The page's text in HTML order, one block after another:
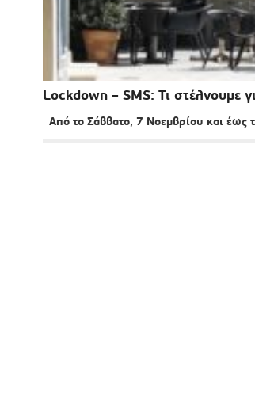
Lockdown – SMS: Τι στέλνουμε
Από το Σάββατο, 7 Νοεμβρίου και έως